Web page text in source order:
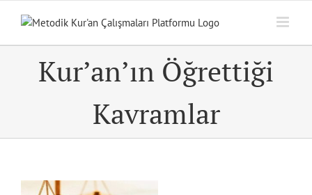
Kur’an’ın Öğrettiği
Kavramlar